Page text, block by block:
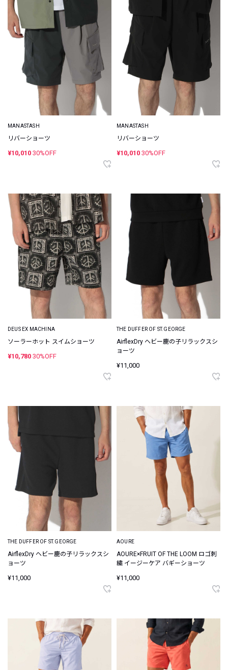
MANASTASH
リバーショーツ
¥10,010 30%OFF
MANASTASH
リバーショーツ
¥10,010 30%OFF
DEUS EX MACHINA
ソーラーホット スイムショーツ
¥10,780 30%OFF
THE DUFFER OF ST.GEORGE
AirflexDry ヘビー鹿の子リラックスシ
ョーツ
¥11,000
THE DUFFER OF ST.GEORGE
AirflexDry ヘビー鹿の子リラックスシ
ョーツ
¥11,000
AOURE
AOURE×FRUIT OF THE LOOM ロゴ刺
繍 イージーケア バギーショーツ
¥11,000